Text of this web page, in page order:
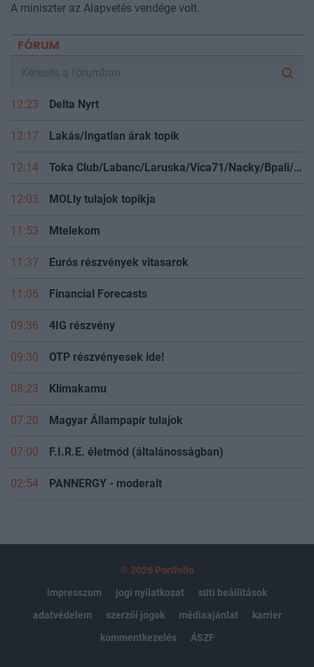
A miniszter az Alapvetés vendége volt.
FÓRUM
12:23 Delta Nyrt
12:17 Lakás/Ingatlan árak topik
12:14 Toka Club/Labanc/Laruska/Vica71/Nacky/Bpali/Oldrider/Josefernando/Mcbull/Kawaszabi
12:03 MOLly tulajok topikja
11:53 Mtelekom
11:37 Eurós részvények vitasarok
11:06 Financial Forecasts
09:36 4IG részvény
09:30 OTP részvényesek ide!
08:23 Klímakamu
07:20 Magyar Állampapír tulajok
07:00 F.I.R.E. életmód (általánosságban)
02:54 PANNERGY - moderalt
© 2026 Portfolio
impresszum
jogi nyilatkozat
süti beállítások
adatvédelem
szerzői jogok médiaajánlat
karrier
kommentkezelés
ÁSZF